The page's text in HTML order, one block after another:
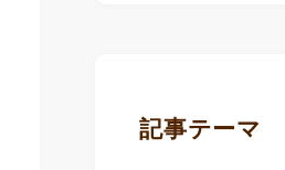
記事テーマ